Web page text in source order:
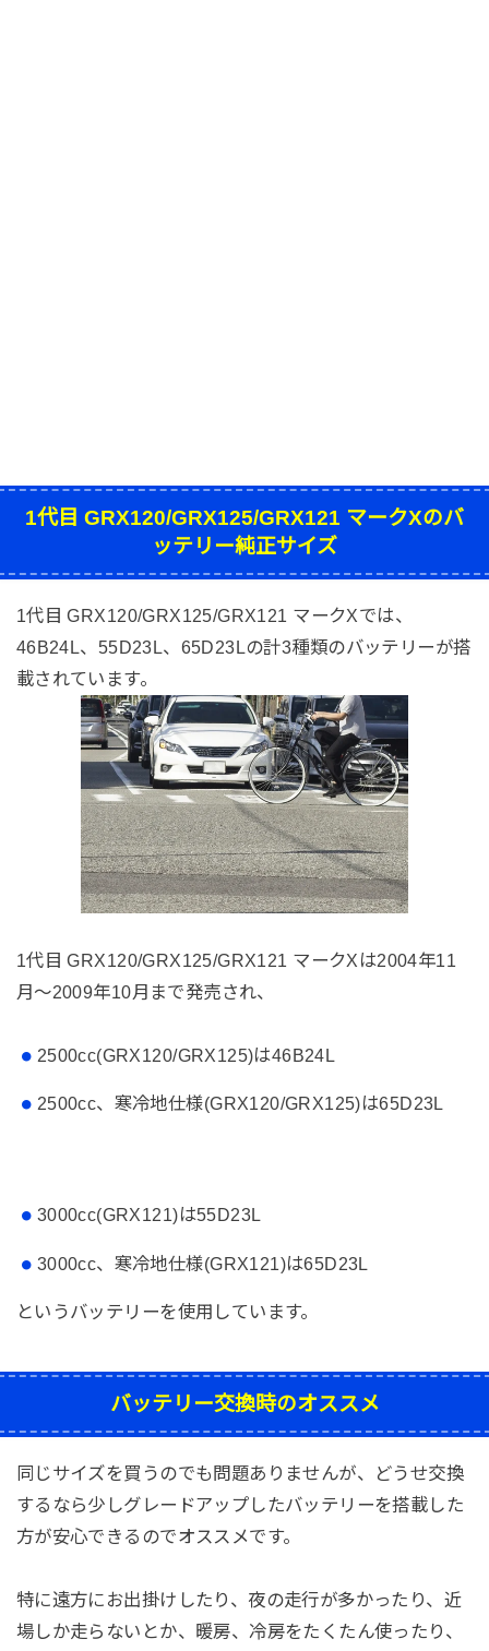
1代目 GRX120/GRX125/GRX121 マークXのバ
ッテリー純正サイズ
1代目 GRX120/GRX125/GRX121 マークXでは、
46B24L、55D23L、65D23Lの計3種類のバッテリーが搭
載されています。
1代目 GRX120/GRX125/GRX121 マークXは2004年11
月～2009年10月まで発売され、
2500cc(GRX120/GRX125)は46B24L
2500cc、寒冷地仕様(GRX120/GRX125)は65D23L
3000cc(GRX121)は55D23L
3000cc、寒冷地仕様(GRX121)は65D23L
というバッテリーを使用しています。
バッテリー交換時のオススメ
同じサイズを買うのでも問題ありませんが、どうせ交換
するなら少しグレードアップしたバッテリーを搭載した
方が安心できるのでオススメです。
特に遠方にお出掛けしたり、夜の走行が多かったり、近
場しか走らないとか、暖房、冷房をたくたん使ったり、